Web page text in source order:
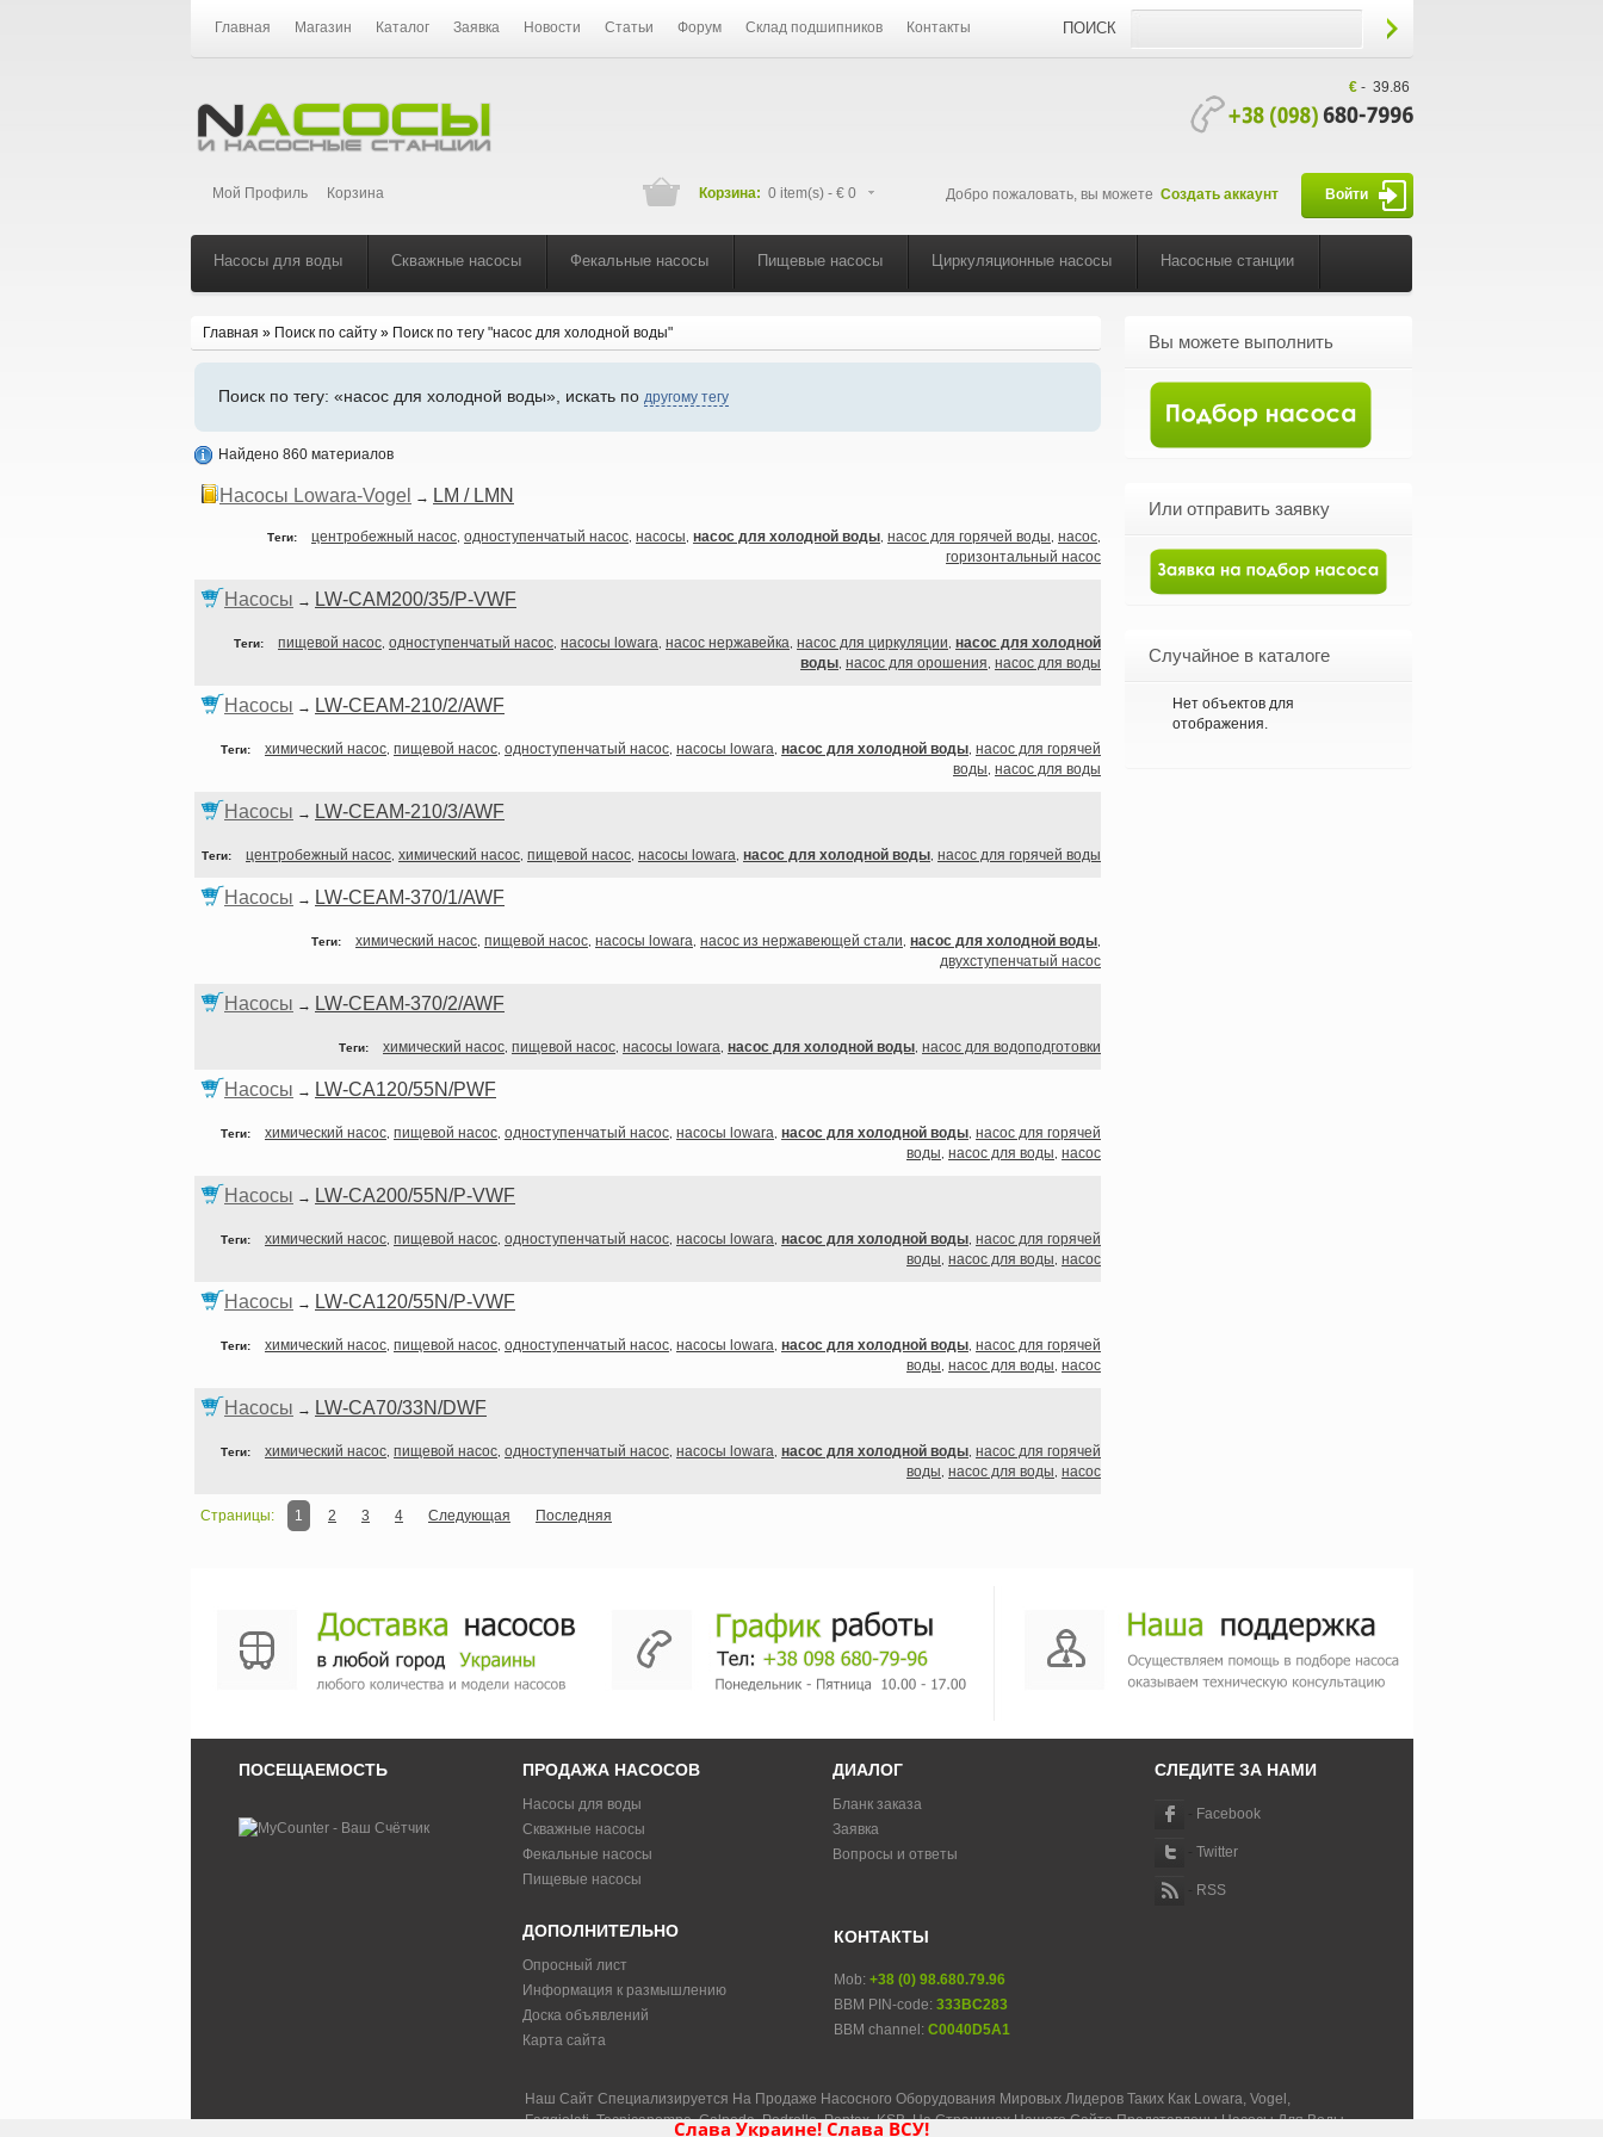
ПОИСК
Главная Магазин Каталог Заявка Новости Статьи Форум Склад подшипников Контакты
Мой Профиль Корзина
€- 39.86
Добро пожаловать, вы можете Создать аккаунт Войти
Корзина: 0 item(s) - € 0
Насосы для воды Скважные насосы Фекальные насосы Пищевые насосы Циркуляционные насосы Насосные станции
Вы можете выполнить
Или отправить заявку
Случайное в каталоге
Нет объектов для
отображения.
Главная » Поиск по сайту » Поиск по тегу "насос для холодной воды"
Поиск по тегу: «насос для холодной воды», искать по другому тегу
Найдено 860 материалов
Насосы Lowara-Vogel → LM / LMN
Теги: центробежный насос одноступенчатый насос насосы насос для холодной воды насос для горячей воды насос
горизонтальный насос
Насосы → LW-CAM200/35/P-VWF
Теги: пищевой насос одноступенчатый насос насосы lowara насос нержавейка насос для циркуляции насос для холодной
воды насос для орошения насос для воды
Насосы → LW-CEAM-210/2/AWF
Теги: химический насос пищевой насос одноступенчатый насос насосы lowara насос для холодной воды насос для горячей
воды насос для воды
Насосы → LW-CEAM-210/3/AWF
Теги: центробежный насос химический насос пищевой насос насосы lowara насос для холодной воды насос для горячей воды
Насосы → LW-CEAM-370/1/AWF
Теги: химический насос пищевой насос насосы lowara насос из нержавеющей стали насос для холодной воды
двухступенчатый насос
Насосы → LW-CEAM-370/2/AWF
Теги: химический насос пищевой насос насосы lowara насос для холодной воды насос для водоподготовки
Насосы → LW-CA120/55N/PWF
Теги: химический насос пищевой насос одноступенчатый насос насосы lowara насос для холодной воды насос для горячей
воды насос для воды насос
Насосы → LW-CA200/55N/P-VWF
Теги: химический насос пищевой насос одноступенчатый насос насосы lowara насос для холодной воды насос для горячей
воды насос для воды насос
Насосы → LW-CA120/55N/P-VWF
Теги: химический насос пищевой насос одноступенчатый насос насосы lowara насос для холодной воды насос для горячей
воды насос для воды насос
Насосы → LW-CA70/33N/DWF
Теги: химический насос пищевой насос одноступенчатый насос насосы lowara насос для холодной воды насос для горячей
воды насос для воды насос
Страницы: 1 2 3 4 Следующая Последняя
ПОСЕЩАЕМОСТЬ ПРОДАЖА НАСОСОВ
Насосы для воды
Скважные насосы
Фекальные насосы
Пищевые насосы
ДИАЛОГ
Бланк заказа
Заявка
Вопросы и ответы
ДОПОЛНИТЕЛЬНО
Опросный лист
Информация к размышлению
Доска объявлений
Карта сайта
СЛЕДИТЕ ЗА НАМИ
Facebook
Twitter
RSS
КОНТАКТЫ
Mob: +38 (0) 98.680.79.96
BBM PIN-code: 333BC283
BBM channel: C0040D5A1
Наш Сайт Специализируется На Продаже Насосного Оборудования Мировых Лидеров Таких Как Lowara, Vogel,
Faggiolati, Tecnicapompe, Calpeda, Pedrollo, Pentax, KSB. На Страницах Нашего Сайта Представлены Насосы Для Воды,
Слава Украине! Слава ВСУ!